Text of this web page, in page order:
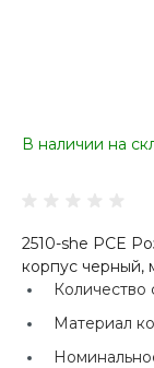
В наличии на
2510-she PCE
корпус черный,
Количество
Материал